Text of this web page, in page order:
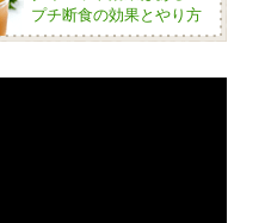
プチ断食の効果とやり方